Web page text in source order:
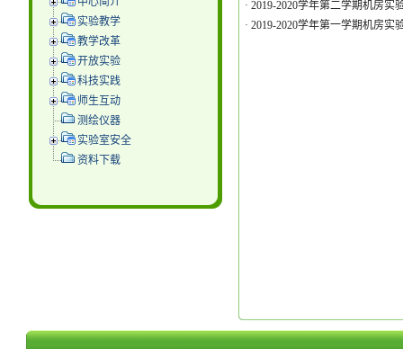
实验教学
教学改革
开放实验
科技实践
师生互动
测绘仪器
实验室安全
资料下载
· 2019-2020学年第二学期机房实
· 2019-2020学年第一学期机房实